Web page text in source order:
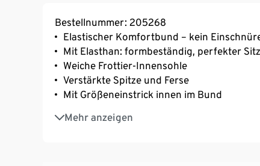
Bestellnummer: 205268
Elastischer Komfortbund – kein
Mit Elasthan: formbeständig, perfekter
Weiche Frottier-Innensohle
Verstärkte Spitze und Ferse
Mit Größeneinstrick innen im Bund
Mehr anzeigen
Mit Baumwolle